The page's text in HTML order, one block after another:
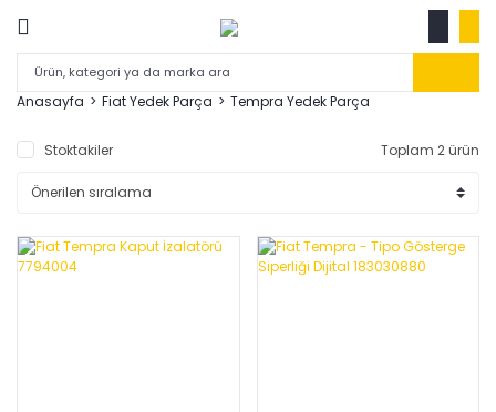
Anasayfa Fiat Yedek Parça Tempra Yedek Parça
Stoktakiler Toplam 2 ürün